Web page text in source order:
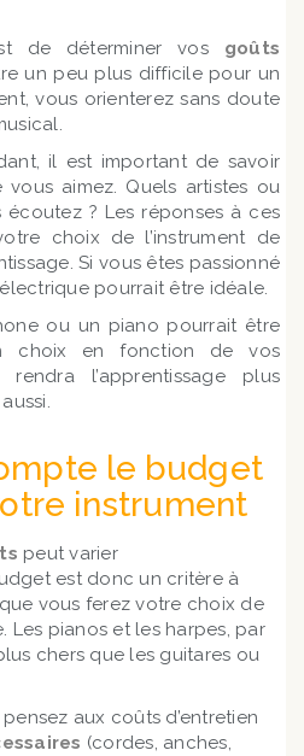
de déterminer vos goûts
un peu plus difficile pour un
vous orienterez sans doute
il est important de savoir
aimez. Quels artistes ou
écoutez ? Les réponses à ces
choix de l’instrument de
Si vous êtes passionné
pourrait être idéale.
ou un piano pourrait être
choix en fonction de vos
rendra l’apprentissage plus
le budget
instrument
peut varier
est donc un critère à
vous ferez votre choix de
Les pianos et les harpes, par
chers que les guitares ou
aux coûts d’entretien
(cordes, anches,